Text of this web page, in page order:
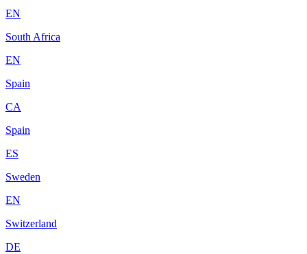
EN
South Africa
EN
Spain
CA
Spain
ES
Sweden
EN
Switzerland
DE